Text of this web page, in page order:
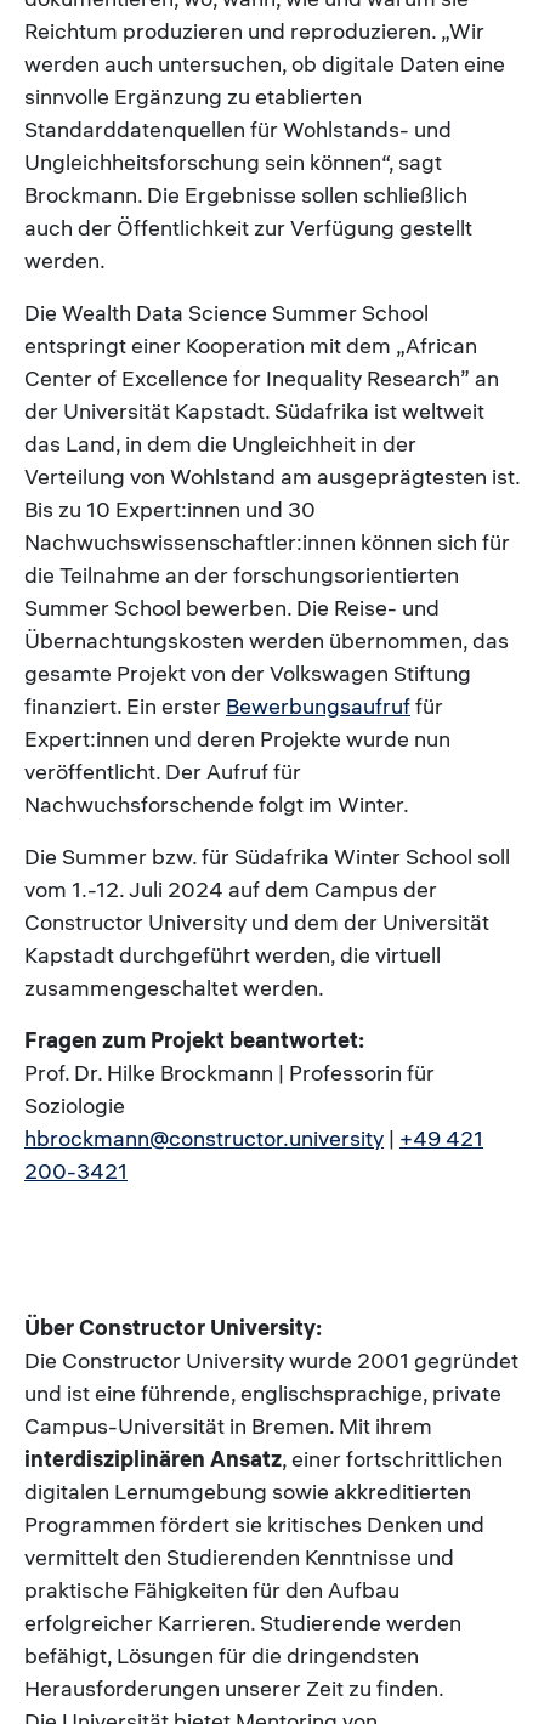
Reichtum produzieren und reproduzieren. „Wir
werden auch untersuchen, ob digitale Daten eine
sinnvolle Ergänzung zu etablierten
Standarddatenquellen für Wohlstands- und
Ungleichheitsforschung sein können“, sagt
Brockmann. Die Ergebnisse sollen schließlich
auch der Öffentlichkeit zur Verfügung gestellt
werden.
Die Wealth Data Science Summer School
entspringt einer Kooperation mit dem „African
Center of Excellence for Inequality Research” an
der Universität Kapstadt. Südafrika ist weltweit
das Land, in dem die Ungleichheit in der
Verteilung von Wohlstand am ausgeprägtesten ist.
Bis zu 10 Expert:innen und 30
Nachwuchswissenschaftler:innen können sich für
die Teilnahme an der forschungsorientierten
Summer School bewerben. Die Reise- und
Übernachtungskosten werden übernommen, das
gesamte Projekt von der Volkswagen Stiftung
finanziert. Ein erster Bewerbungsaufruffür
Expert:innen und deren Projekte wurde nun
veröffentlicht. Der Aufruf für
Nachwuchsforschende folgt im Winter.
Die Summer bzw. für Südafrika Winter School soll
vom 1.-12. Juli 2024 auf dem Campus der
Constructor University und dem der Universität
Kapstadt durchgeführt werden, die virtuell
zusammengeschaltet werden.
Fragen zum Projekt beantwortet:
Prof. Dr. Hilke Brockmann | Professorin für
Soziologie
hbrockmann@constructor.university | +49 421
200-3421
Über Constructor University:
Die Constructor University wurde 2001 gegründet
und ist eine führende, englischsprachige, private
Campus-Universität in Bremen. Mit ihrem
interdisziplinären Ansatz, einer fortschrittlichen
digitalen Lernumgebung sowie akkreditierten
Programmen fördert sie kritisches Denken und
vermittelt den Studierenden Kenntnisse und
praktische Fähigkeiten für den Aufbau
erfolgreicher Karrieren. Studierende werden
befähigt, Lösungen für die dringendsten
Herausforderungen unserer Zeit zu finden.